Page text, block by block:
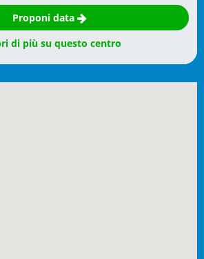
Proponi data
di più su questo centro